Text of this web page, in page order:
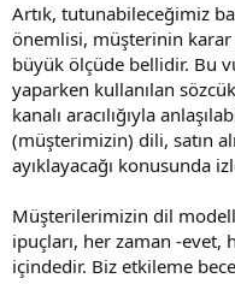
Artık, tutunabileceğimiz
önemlisi, müşterinin
büyük ölçüde bellidir. Bu
yaparken kullanılan
kanalı aracılığıyla
(müşterimizin) dili, satın
ayıklayacağı konusunda
Müşterilerimizin dil
ipuçları, her zaman -evet,
içindedir. Biz etkileme